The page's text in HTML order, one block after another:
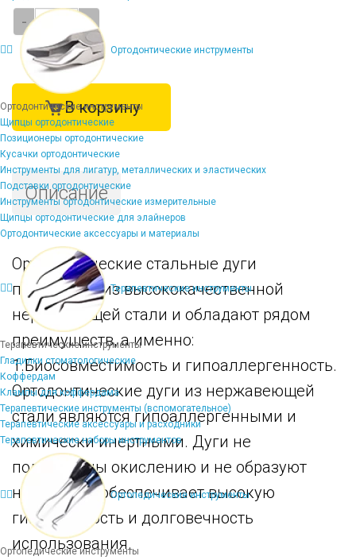
Ортодонтические инструменты
Ортодонтические инструменты
Щипцы ортодонтические
Позиционеры ортодонтические
Кусачки ортодонтические
Инструменты для лигатур, металлических и эластических
Подставки ортодонтические
Инструменты ортодонтические измерительные
Щипцы ортодонтические для элайнеров
Ортодонтические аксессуары и материалы
Терапевтические инструменты
Терапевтические инструменты
Гладилки стоматологические
Коффердам
Клампы для коффердама
Терапевтические инструменты (вспомогательное)
Терапевтические аксессуары и расходники
Терапевтические наборы инструментов
Ортопедические инструменты
Ортопедические инструменты
- +
В корзину
Описание
Ортодонтические стальные дуги
производят из высококачественной
нержавеющей стали и обладают рядом
преимуществ, а именно:
1.Биосовместимость и гипоаллергенность.
Ортодонтические дуги из нержавеющей
стали являются гипоаллергенными и
химически инертными. Дуги не
подвержены окислению и не образуют
налета, что обеспечивает высокую
гигиеничность и долговечность
использования.